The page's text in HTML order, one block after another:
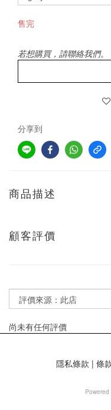
售完
若想購買，請聯絡我們。
分享到
商品描述
顧客評價
尚未有任何評價
隱私條款 | 條
Powered